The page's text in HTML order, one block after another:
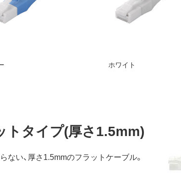
ホワイト
トタイプ(厚さ1.5mm)
い、厚さ1.5mmのフラットケーブル。